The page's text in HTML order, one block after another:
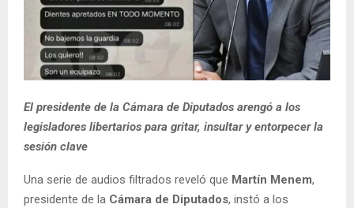
El presidente de la Cámara de Diputados arengó a los
legisladores libertarios para gritar, insultar y entorpecer la
sesión clave
Una serie de audios filtrados reveló que Martín Menem,
presidente de la Cámara de Diputados, instó a los